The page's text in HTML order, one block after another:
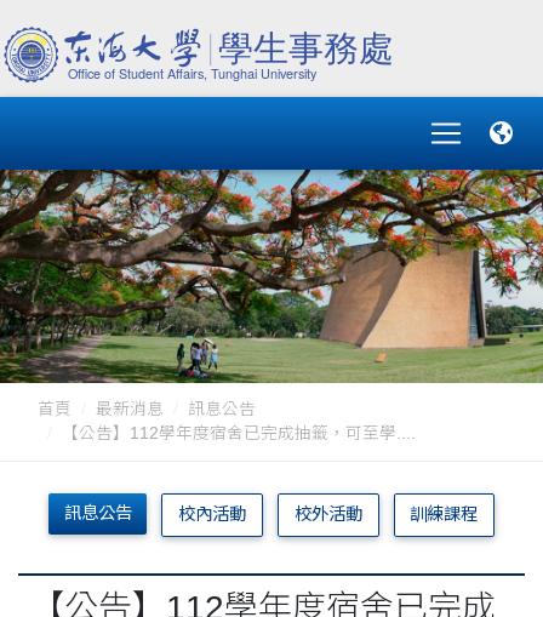
首頁 最新消息
訊息公告
【公告】112學年度宿舍已完成抽籤，可至學....
訊息公告 校內活動 校外活動 訓練課程
【公告】112學年度宿舍已完成